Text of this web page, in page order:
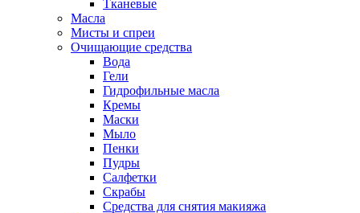
Тканевые
Масла
Мисты и спреи
Очищающие средства
Вода
Гели
Гидрофильные масла
Кремы
Маски
Мыло
Пенки
Пудры
Салфетки
Скрабы
Средства для снятия макияжа